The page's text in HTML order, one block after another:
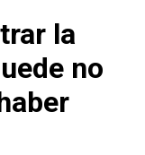
la
no